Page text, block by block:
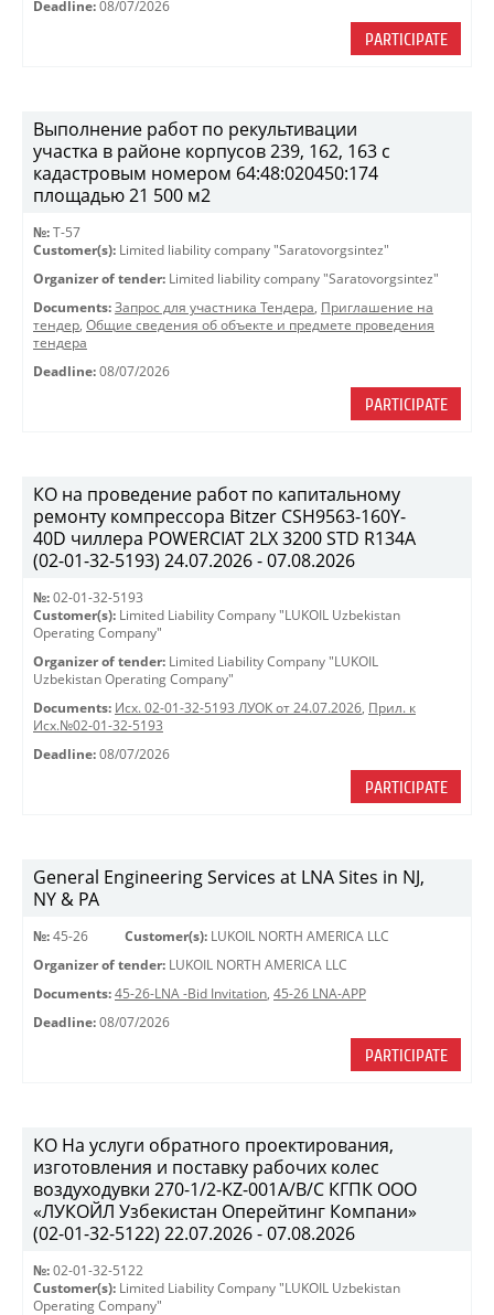
Deadline: 08/07/2026
PARTICIPATE
Выполнение работ по рекультивации
участка в районе корпусов 239, 162, 163 с
кадастровым номером 64:48:020450:174
площадью 21 500 м2
№: T-57
Customer(s): Limited liability company "Saratovorgsintez"
Organizer of tender: Limited liability company "Saratovorgsintez"
Documents: Запрос для участника Тендера, Приглашение на
тендер, Общие сведения об объекте и предмете проведения
тендера
Deadline: 08/07/2026
PARTICIPATE
КО на проведение работ по капитальному
ремонту компрессора Bitzer CSH9563-160Y-
40D чиллера POWERCIAT 2LX 3200 STD R134A
(02-01-32-5193) 24.07.2026 - 07.08.2026
№: 02-01-32-5193
Customer(s): Limited Liability Company "LUKOIL Uzbekistan
Operating Company"
Organizer of tender: Limited Liability Company "LUKOIL
Uzbekistan Operating Company"
Documents: Исх. 02-01-32-5193 ЛУОК от 24.07.2026, Прил. к
Исх.№02-01-32-5193
Deadline: 08/07/2026
PARTICIPATE
General Engineering Services at LNA Sites in NJ,
NY & PA
№: 45-26 Customer(s): LUKOIL NORTH AMERICA LLC
Organizer of tender: LUKOIL NORTH AMERICA LLC
Documents: 45-26-LNA -Bid Invitation, 45-26 LNA-APP
Deadline: 08/07/2026
PARTICIPATE
КО На услуги обратного проектирования,
изготовления и поставку рабочих колес
воздуходувки 270-1/2-KZ-001A/B/C КГПК OOO
«ЛУКОЙЛ Узбекистан Оперейтинг Компани»
(02-01-32-5122) 22.07.2026 - 07.08.2026
№: 02-01-32-5122
Customer(s): Limited Liability Company "LUKOIL Uzbekistan
Operating Company"